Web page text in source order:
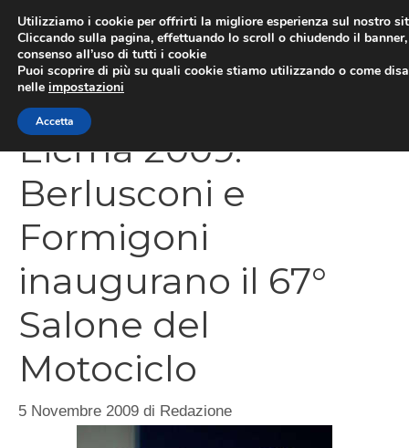
contenuto
Eicma 2009:
Berlusconi e
Formigoni
inaugurano il 67°
Salone del
Motociclo
5 Novembre 2009 di Redazione
Utilizziamo i cookie per offrirti la migliore esperienza sul nostro
Cliccando sulla pagina, effettuando lo scroll o chiudendo il
consenso all’uso di tutti i cookie
Puoi scoprire di più su quali cookie stiamo utilizzando o come
nelle impostazioni
Accetta